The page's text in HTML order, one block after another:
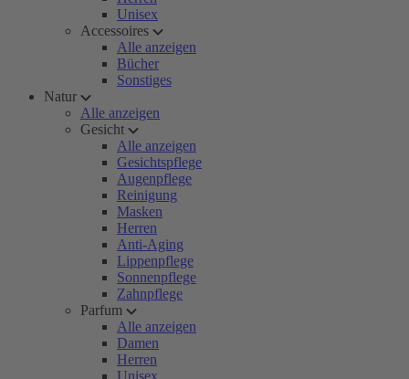
Unisex
Accessoires
Alle anzeigen
Bücher
Sonstiges
Natur
Alle anzeigen
Gesicht
Alle anzeigen
Gesichtspflege
Augenpflege
Reinigung
Masken
Herren
Anti-Aging
Lippenpflege
Sonnenpflege
Zahnpflege
Parfum
Alle anzeigen
Damen
Herren
Unisex